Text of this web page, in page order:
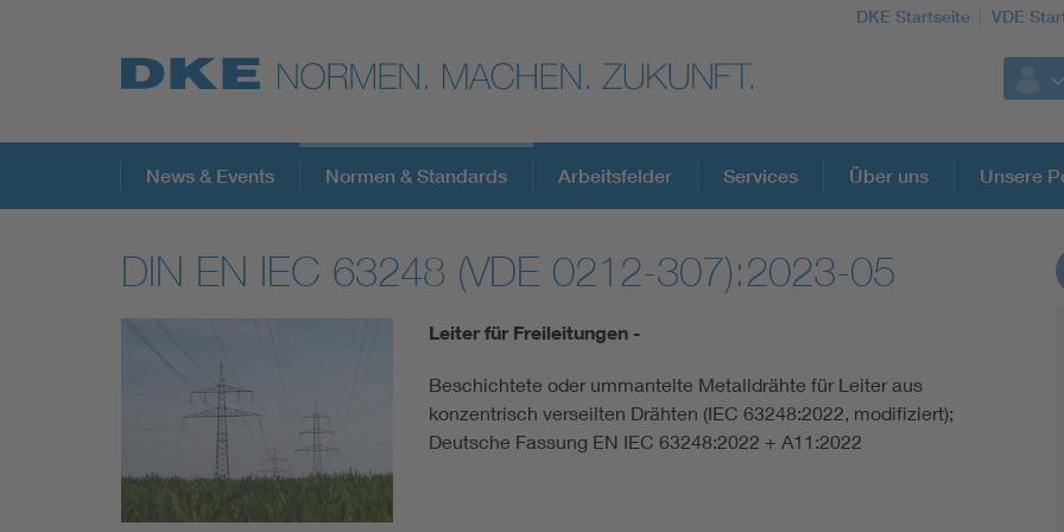
DKE Startseite VDE
Top-Themen
VDE Fokusthemen
Energy
Health
DKE Fachinformationen im Kontext der
Blitzschutz: DIN EN 62305 in der Übersicht
Circular Economy für mehr Ressourceneffizienz
News & Events Normen & Standards Arbeitsfelder Services Über uns Unsere
DIN EN IEC 63248 (VDE 0212-307):2023-05
Leiter für Freileitungen -
Beschichtete oder ummantelte Metalldrähte für Leiter aus
konzentrisch verseilten Drähten (IEC 63248:2022, modifiziert);
Deutsche Fassung EN IEC 63248:2022 + A11:2022